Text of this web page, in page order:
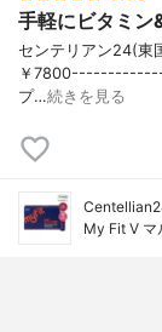
手軽にビタミン
センテリアン24(東
￥
プ…続きを見る
My Fit V マ